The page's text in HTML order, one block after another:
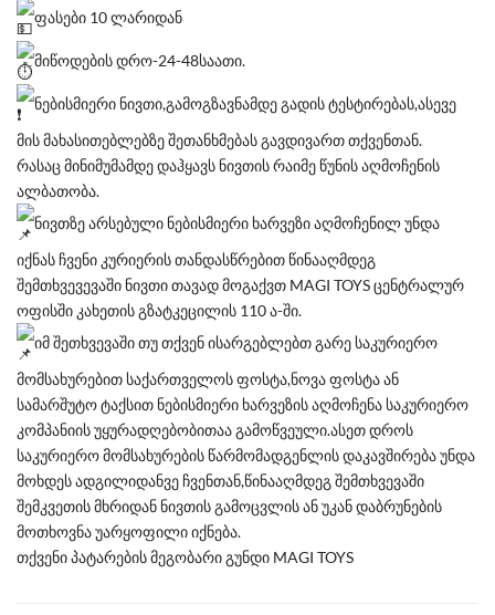
ფასები 10 ლარიდან
მიწოდების დრო-24-48საათი.
ნებისმიერი ნივთი,გამოგზავნამდე გადის ტესტირებას,ასევე
მის მახასითებლებზე შეთანხმებას გავდივართ თქვენთან.
რასაც მინიმუმამდე დაჰყავს ნივთის რაიმე წუნის აღმოჩენის
ალბათობა.
ნივთზე არსებული ნებისმიერი ხარვეზი აღმოჩენილ უნდა
იქნას ჩვენი კურიერის თანდასწრებით წინააღმდეგ
შემთხვევევაში ნივთი თავად მოგაქვთ MAGI TOYS ცენტრალურ
ოფისში კახეთის გზატკეცილის 110 ა-ში.
იმ შეთხვევაში თუ თქვენ ისარგებლებთ გარე საკურიერო
მომსახურებით საქართველოს ფოსტა,ნოვა ფოსტა ან
სამარშუტო ტაქსით ნებისმიერი ხარვეზის აღმოჩენა საკურიერო
კომპანიის უყურადღებობითაა გამოწვეული.ასეთ დროს
საკურიერო მომსახურების წარმომადგენლის დაკავშირება უნდა
მოხდეს ადგილიდანვე ჩვენთან,წინააღმდეგ შემთხვევაში
შემკვეთის მხრიდან ნივთის გამოცვლის ან უკან დაბრუნების
მოთხოვნა უარყოფილი იქნება.
თქვენი პატარების მეგობარი გუნდი MAGI TOYS